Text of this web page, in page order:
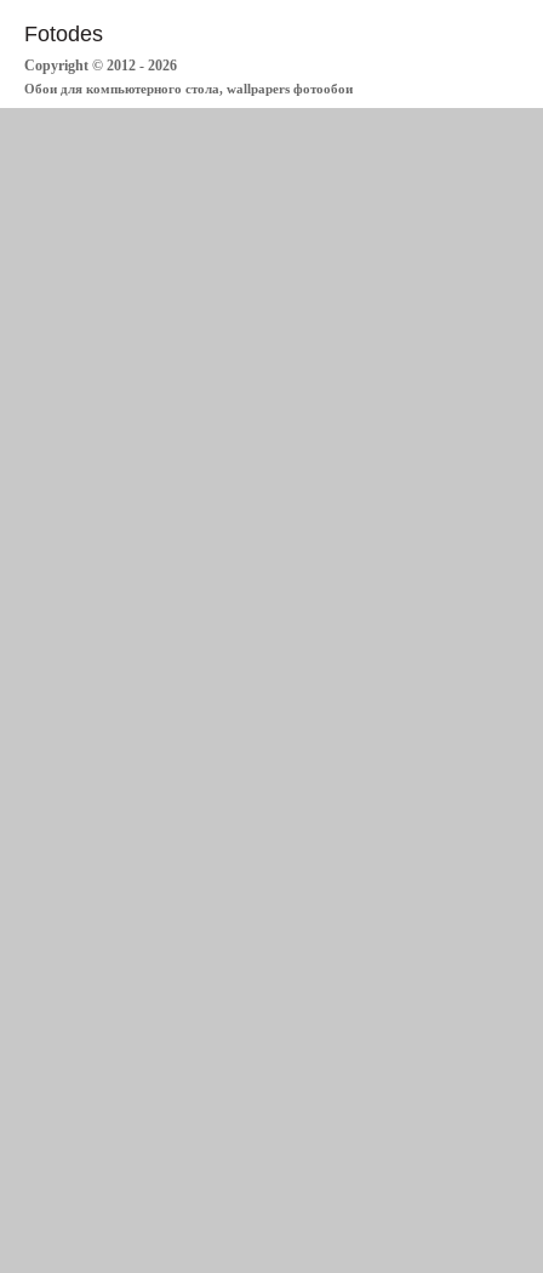
Fotodes
Copyright © 2012 - 2026
Обои для компьютерного стола, wallpapers фотообои